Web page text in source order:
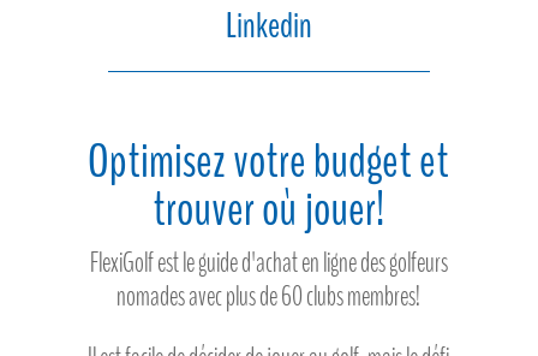
Linkedin
Optimisez votre budget et
trouver où jouer!
FlexiGolf est le guide d'achat en ligne des golfeurs
nomades avec plus de 60 clubs membres!